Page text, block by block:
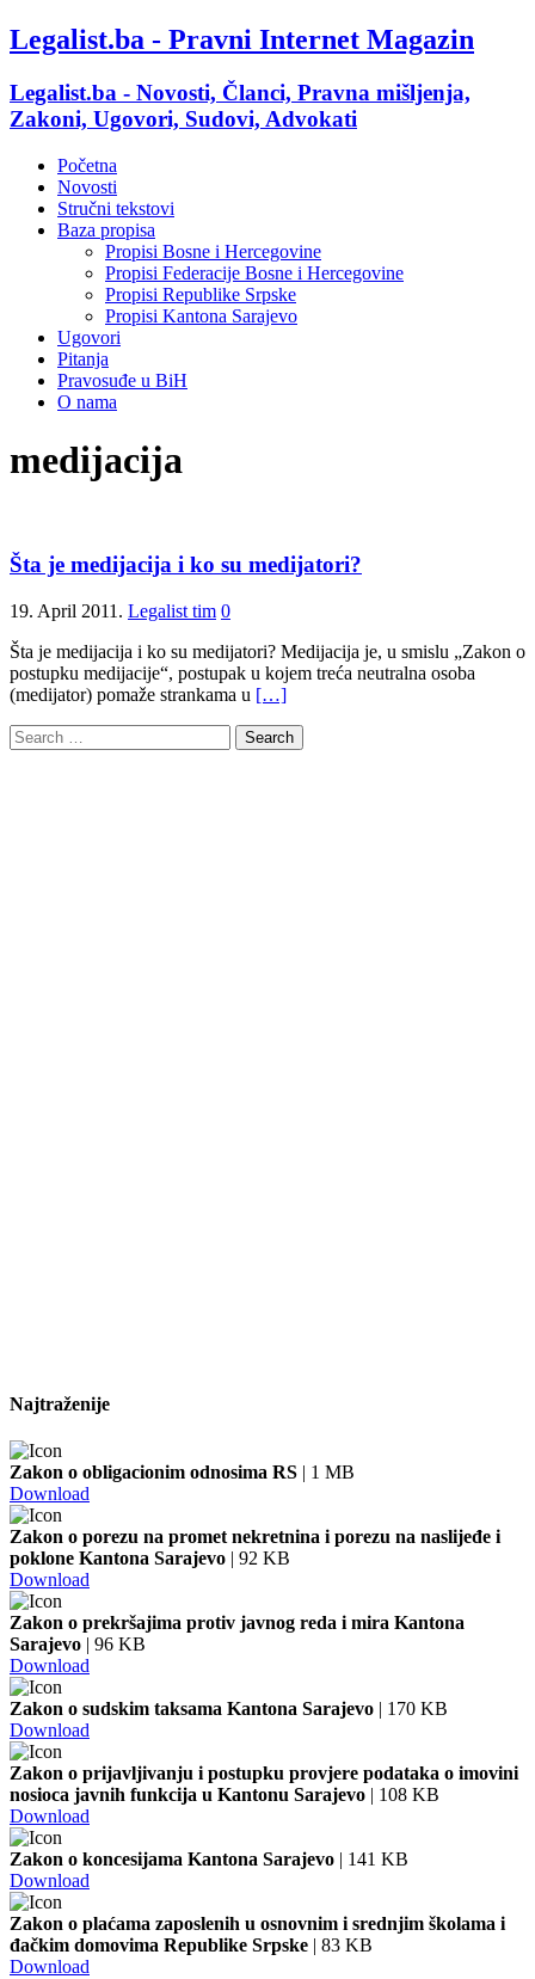
Legalist.ba - Pravni Internet Magazin
Legalist.ba - Novosti, Članci, Pravna mišljenja,
Zakoni, Ugovori, Sudovi, Advokati
Početna
Novosti
Stručni tekstovi
Baza propisa
Propisi Bosne i Hercegovine
Propisi Federacije Bosne i Hercegovine
Propisi Republike Srpske
Propisi Kantona Sarajevo
Ugovori
Pitanja
Pravosuđe u BiH
O nama
medijacija
Šta je medijacija i ko su medijatori?
19. April 2011. Legalist tim 0
Šta je medijacija i ko su medijatori? Medijacija je, u smislu „Zakon o
postupku medijacije“, postupak u kojem treća neutralna osoba
(medijator) pomaže strankama u […]
Search
for:
Najtraženije
Zakon o obligacionim odnosima RS | 1 MB
Download
Zakon o porezu na promet nekretnina i porezu na naslijeđe i
poklone Kantona Sarajevo | 92 KB
Download
Zakon o prekršajima protiv javnog reda i mira Kantona
Sarajevo | 96 KB
Download
Zakon o sudskim taksama Kantona Sarajevo | 170 KB
Download
Zakon o prijavljivanju i postupku provjere podataka o imovini
nosioca javnih funkcija u Kantonu Sarajevo | 108 KB
Download
Zakon o koncesijama Kantona Sarajevo | 141 KB
Download
Zakon o plaćama zaposlenih u osnovnim i srednjim školama i
đačkim domovima Republike Srpske | 83 KB
Download